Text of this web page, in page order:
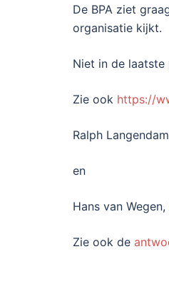
De BPA ziet
organisatie kijkt.
Niet in de
Zie ook https://
Ralph Langendam
en
Hans van
Zie ook de